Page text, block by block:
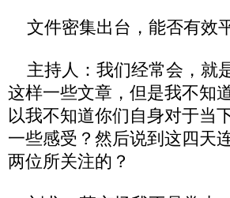
文件密集出台，能否有效
主持人：我们经常会，就
这样一些文章，但是我不知
以我不知道你们自身对于当
一些感受？然后说到这四天
两位所关注的？